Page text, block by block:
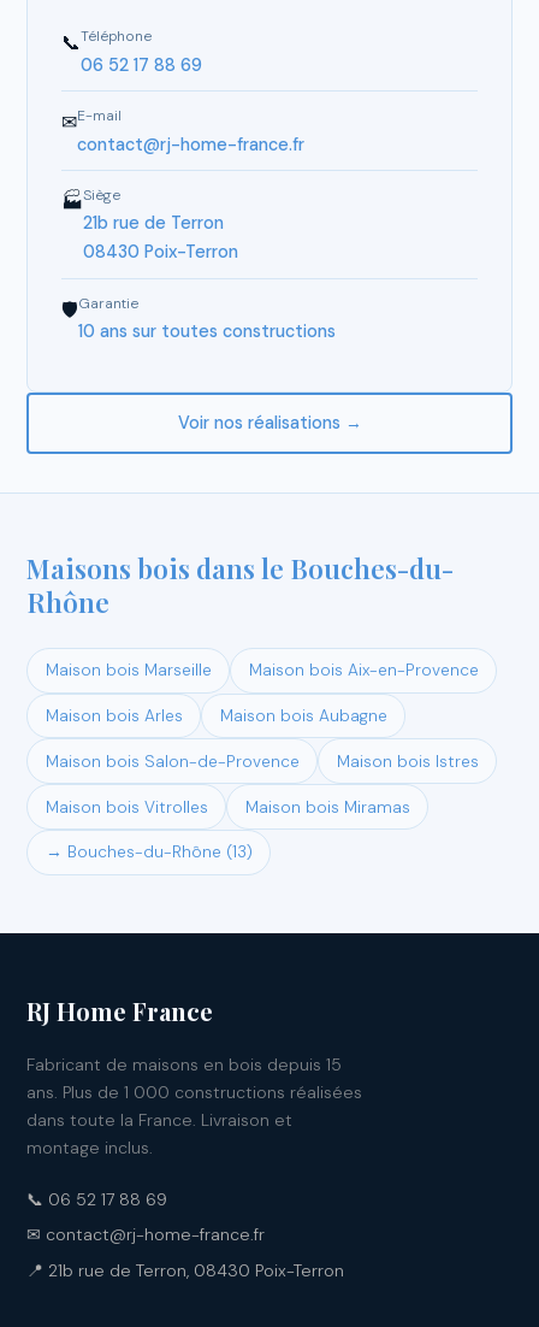
📞Téléphone
06 52 17 88 69
✉E-mail
contact@rj-home-france.fr
🏭Siège
21b rue de Terron
08430 Poix-Terron
🛡Garantie
10 ans sur toutes constructions
Voir nos réalisations →
Maisons bois dans le Bouches-du-
Rhône
Maison bois Marseille Maison bois Aix-en-Provence
Maison bois Arles Maison bois Aubagne
Maison bois Salon-de-Provence Maison bois Istres
Maison bois Vitrolles Maison bois Miramas
→ Bouches-du-Rhône (13)
RJ Home France
Fabricant de maisons en bois depuis 15
ans. Plus de 1 000 constructions réalisées
dans toute la France. Livraison et
montage inclus.
📞 06 52 17 88 69
✉ contact@rj-home-france.fr
📍 21b rue de Terron, 08430 Poix-Terron